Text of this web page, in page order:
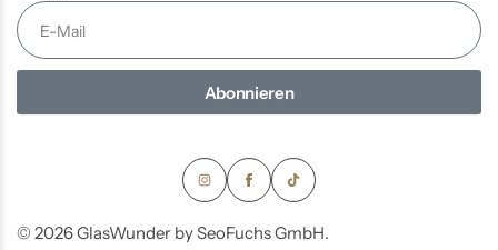
Abonnieren
© 2026 GlasWunder by SeoFuchs GmbH.